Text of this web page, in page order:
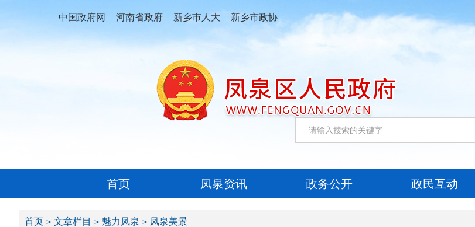
中国政府网 河南省政府 新乡市人大 新乡市政协
首页 凤泉资讯 政务公开 政民互动
首页 文章栏目 魅力凤泉 凤泉美景